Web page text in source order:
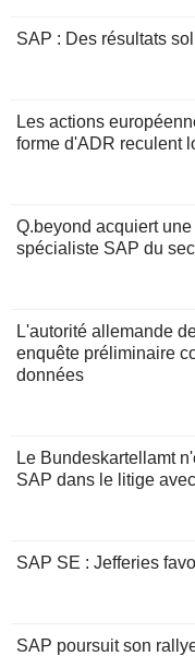
SAP : Des résultats
Les actions
forme d'ADR reculent
Q.beyond acquiert
spécialiste SAP du
L'autorité allemande
enquête préliminaire
données
Le Bundeskartellamt
SAP dans le litige
SAP SE : Jefferies
SAP poursuit son